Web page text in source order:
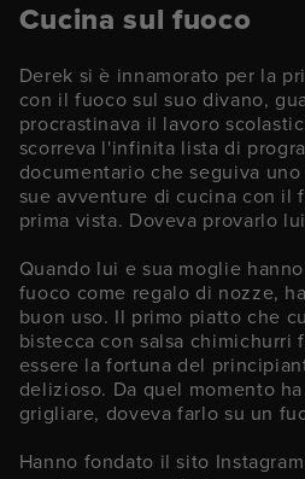
Cucina sul fuoco
Derek si è innamorato per la
con il fuoco sul suo divano,
procrastinava il lavoro
scorreva l'infinita lista di
documentario che seguiva
sue avventure di cucina con il
prima vista. Doveva provarlo
Quando lui e sua moglie
fuoco come regalo di nozze,
buon uso. Il primo piatto che
bistecca con salsa chimichurri
essere la fortuna del
delizioso. Da quel momento
grigliare, doveva farlo su un
Hanno fondato il sito Instagram